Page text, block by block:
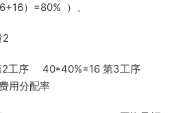
）=80% ）、
2
2工序 40*40%=16 第3工序
用分配率